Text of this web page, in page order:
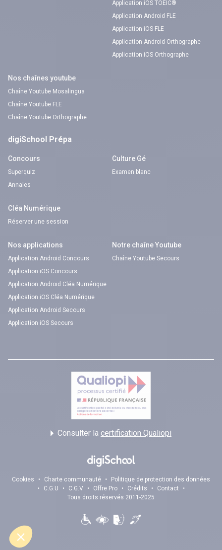
Application iOS TOEIC®
Application Android FLE
Application iOS FLE
Application Android Orthographe
Application iOS Orthographe
Nos chaînes youtube
Chaîne Youtube Mosalingua
Chaîne Youtube FLE
Chaîne Youtube Orthographe
digiSchool Prépa
Concours
Superquiz
Annales
Culture Gé
Examen blanc
Cléa Numérique
Réserver une session
Nos applications
Application Android Concours
Application iOS Concours
Application Android Cléa Numérique
Application iOS Cléa Numérique
Application Android Secours
Application iOS Secours
Notre chaîne Youtube
Chaîne Youtube Secours
Consulter la certification Qualiopi
Cookies • Charte communauté •
Politique de protection des données
•
C.G.U • C.G.V • Offre Pro • Crédits • Contact
•
Tous droits réservés 2011-2025